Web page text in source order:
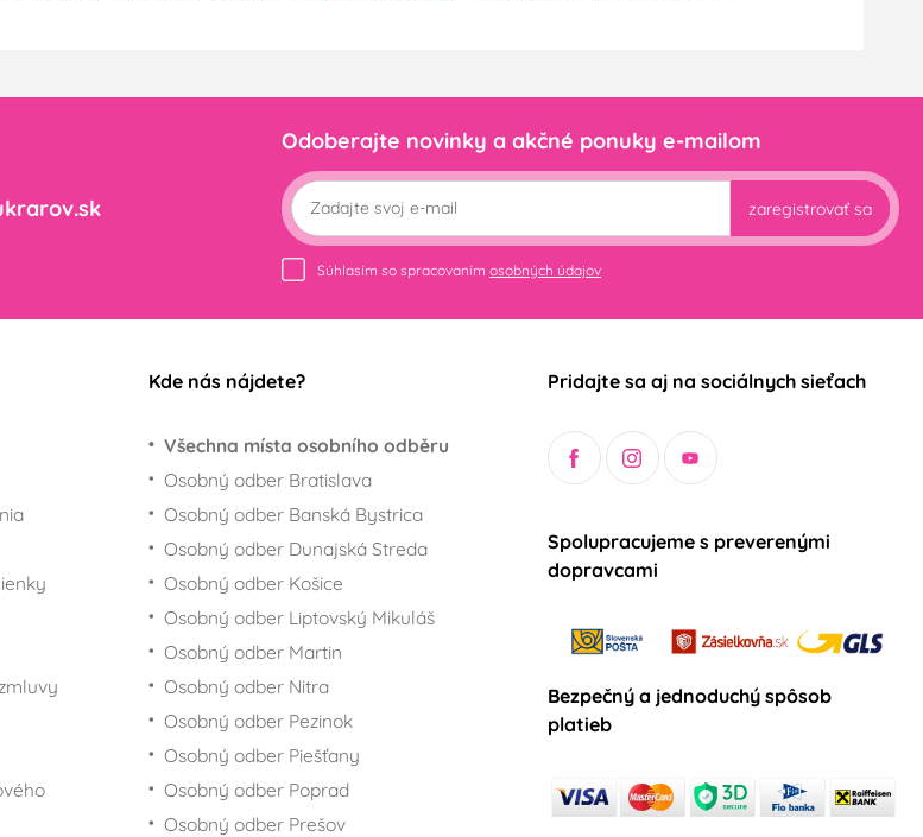
Odoberajte novinky a akčné ponuky e-mailom
zaregistrovať sa
Súhlasím so spracovaním osobných údajov
Kde nás nájdete?
Všechna místa osobního odběru
Osobný odber Bratislava
Osobný odber Banská Bystrica
Osobný odber Dunajská Streda
Osobný odber Košice
Osobný odber Liptovský Mikuláš
Osobný odber Martin
Osobný odber Nitra
Osobný odber Pezinok
Osobný odber Piešťany
Osobný odber Poprad
Osobný odber Prešov
Pridajte sa aj na sociálnych sieťach
Spolupracujeme s preverenými
dopravcami
Bezpečný a jednoduchý spôsob
platieb